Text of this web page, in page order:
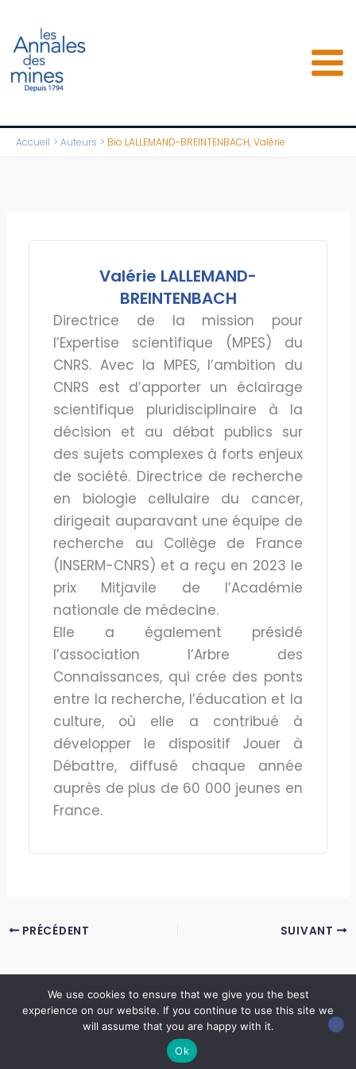
contenu
Accueil Auteurs Bio LALLEMAND-BREINTENBACH, Valérie
Valérie LALLEMAND-
BREINTENBACH
Directrice de la mission pour
l’Expertise scientifique (MPES) du
CNRS. Avec la MPES, l’ambition du
CNRS est d’apporter un éclairage
scientifique pluridisciplinaire à la
décision et au débat publics sur
des sujets complexes à forts enjeux
de société. Directrice de recherche
en biologie cellulaire du cancer,
dirigeait auparavant une équipe de
recherche au Collège de France
(INSERM-CNRS) et a reçu en 2023 le
prix Mitjavile de l’Académie
nationale de médecine.
Elle a également présidé
l’association l’Arbre des
Connaissances, qui crée des ponts
entre la recherche, l’éducation et la
culture, où elle a contribué à
développer le dispositif Jouer à
Débattre, diffusé chaque année
auprès de plus de 60 000 jeunes en
France.
PRÉCÉDENT SUIVANT
Copyright © 2026 LES ANNALES DES MINES | Powered byThème WordPress Astra
We use cookies to ensure that we give you the best
experience on our website. If you continue to use this site we
will assume that you are happy with it.
Ok